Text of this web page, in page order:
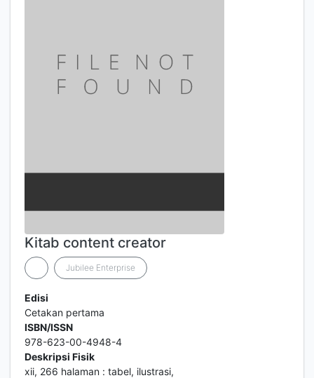
Kitab content creator
Jubilee Enterprise
Edisi
Cetakan pertama
ISBN/ISSN
978-623-00-4948-4
Deskripsi Fisik
xii, 266 halaman : tabel, ilustrasi,